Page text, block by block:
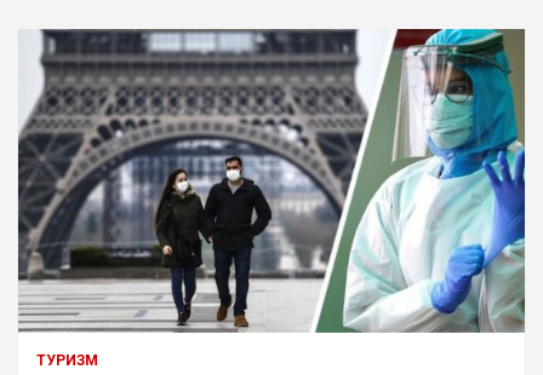
ТУРИЗМ